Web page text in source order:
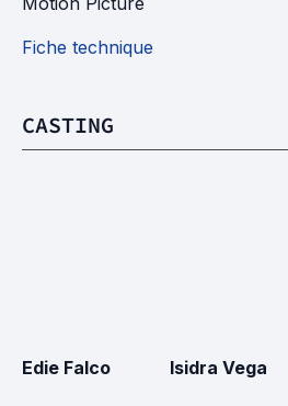
Fiche technique
CASTING
Edie Falco Isidra Vega